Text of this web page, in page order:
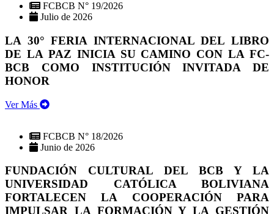
FCBCB N° 19/2026
Julio de 2026
LA 30° FERIA INTERNACIONAL DEL LIBRO
DE LA PAZ INICIA SU CAMINO CON LA FC-
BCB COMO INSTITUCIÓN INVITADA DE
HONOR
Ver Más
FCBCB N° 18/2026
Junio de 2026
FUNDACIÓN CULTURAL DEL BCB Y LA
UNIVERSIDAD CATÓLICA BOLIVIANA
FORTALECEN LA COOPERACIÓN PARA
IMPULSAR LA FORMACIÓN Y LA GESTIÓN